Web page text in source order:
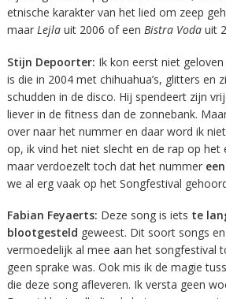
etnische karakter van het lied om zeep
maar Lejlauit 2006 of een Bistra Vodauit
Stijn Depoorter: Ik kon eerst niet
is die in 2004 met chihuahua’s, glitters en
schudden in de disco. Hij spendeert zijn
liever in de fitness dan de zonnebank.
over naar het nummer en daar word ik
op, ik vind het niet slecht en de rap op het
maar verdoezelt toch dat het nummer
we al erg vaak op het Songfestival
Fabian Feyaerts: Deze song is iets te
blootgesteld geweest. Dit soort songs
vermoedelijk al mee aan het songfestival
geen sprake was. Ook mis ik de magie
die deze song afleveren. Ik versta geen